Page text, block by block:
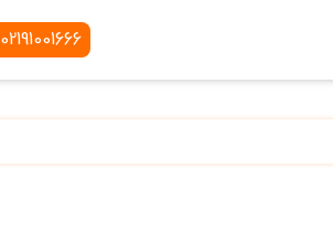
02191001666